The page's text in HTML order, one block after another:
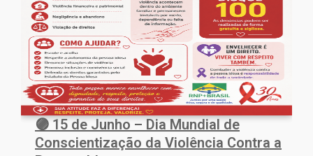
🟣 15 de Junho – Dia Mundial de
Conscientização da Violência Contra a